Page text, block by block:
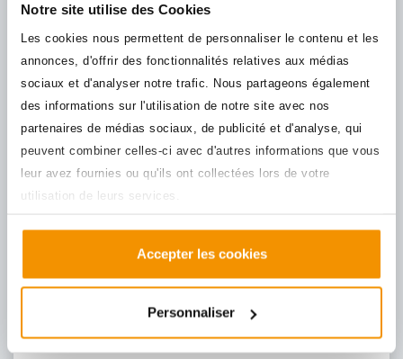
Notre site utilise des Cookies
Les cookies nous permettent de personnaliser le contenu et les
annonces, d'offrir des fonctionnalités relatives aux médias
sociaux et d'analyser notre trafic. Nous partageons également
des informations sur l'utilisation de notre site avec nos
partenaires de médias sociaux, de publicité et d'analyse, qui
peuvent combiner celles-ci avec d'autres informations que vous
leur avez fournies ou qu'ils ont collectées lors de votre
utilisation de leurs services.
Accepter les cookies
Personnaliser
d’apprentissage, avant le paiement du
l’apprenti . L’avis de paiement est consultable sur la
plateformeSYLAé.
📌
Important
Pour bénéficier de cette aide, en plus des
conditions précédemment citées, l’entreprise ne
même apprenti et pour le même diplôme.
Et si l’étudiant n’as pas
d’alternance ? Il peut
opter pour la formule
DECLIC